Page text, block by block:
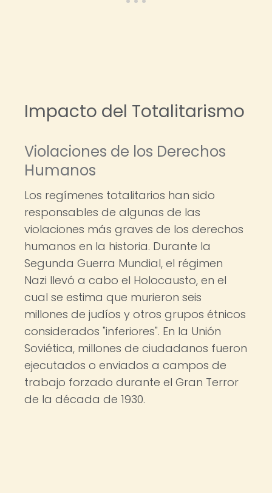
Impacto del Totalitarismo
Violaciones de los Derechos
Humanos
Los regímenes totalitarios han sido
responsables de algunas de las
violaciones más graves de los derechos
humanos en la historia. Durante la
Segunda Guerra Mundial, el régimen
Nazi llevó a cabo el Holocausto, en el
cual se estima que murieron seis
millones de judíos y otros grupos étnicos
considerados "inferiores". En la Unión
Soviética, millones de ciudadanos fueron
ejecutados o enviados a campos de
trabajo forzado durante el Gran Terror
de la década de 1930.